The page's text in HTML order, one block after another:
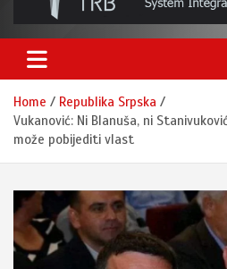
Home
Republika Srpska
Vukanović: Ni Blanuša, ni
može pobijediti vlast